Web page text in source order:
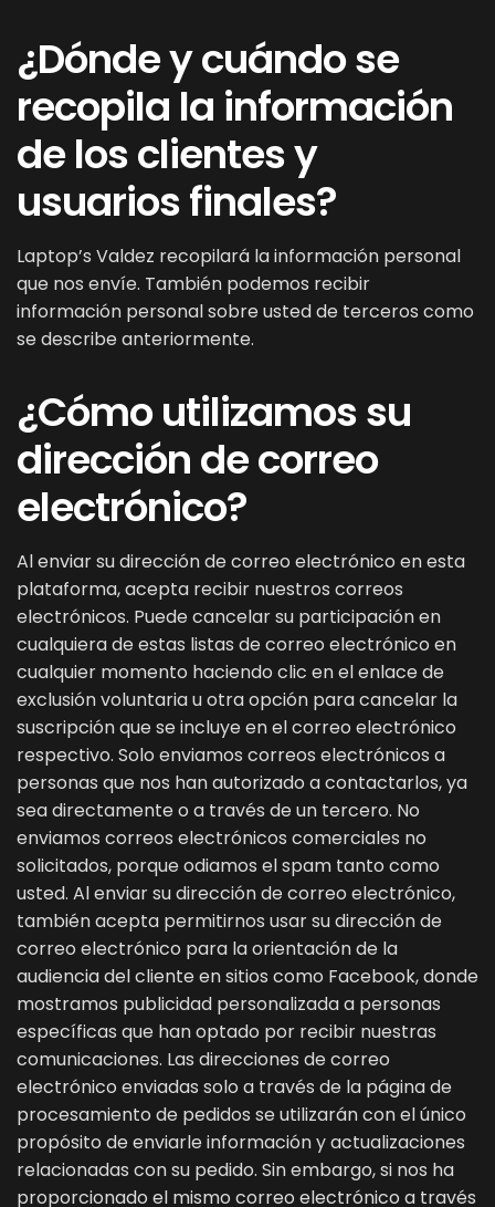
¿Dónde y cuándo se
recopila la información
de los clientes y
usuarios finales?
Laptop’s Valdez recopilará la información personal
que nos envíe. También podemos recibir
información personal sobre usted de terceros como
se describe anteriormente.
¿Cómo utilizamos su
dirección de correo
electrónico?
Al enviar su dirección de correo electrónico en esta
plataforma, acepta recibir nuestros correos
electrónicos. Puede cancelar su participación en
cualquiera de estas listas de correo electrónico en
cualquier momento haciendo clic en el enlace de
exclusión voluntaria u otra opción para cancelar la
suscripción que se incluye en el correo electrónico
respectivo. Solo enviamos correos electrónicos a
personas que nos han autorizado a contactarlos, ya
sea directamente o a través de un tercero. No
enviamos correos electrónicos comerciales no
solicitados, porque odiamos el spam tanto como
usted. Al enviar su dirección de correo electrónico,
también acepta permitirnos usar su dirección de
correo electrónico para la orientación de la
audiencia del cliente en sitios como Facebook, donde
mostramos publicidad personalizada a personas
específicas que han optado por recibir nuestras
comunicaciones. Las direcciones de correo
electrónico enviadas solo a través de la página de
procesamiento de pedidos se utilizarán con el único
propósito de enviarle información y actualizaciones
relacionadas con su pedido. Sin embargo, si nos ha
proporcionado el mismo correo electrónico a través